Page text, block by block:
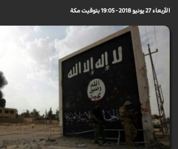
الأربعاء 27 يونيو 2018 - 19:05 بتوقيت مكة